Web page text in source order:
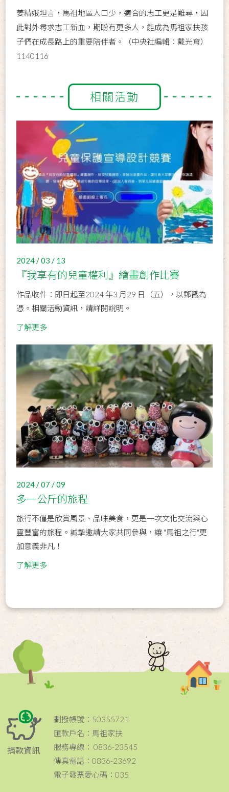
姜精娥坦言，馬祖地區人口少，適合的志工更是難尋，因
此對外尋求志工新血，期盼有更多人，能成為馬祖家扶孩
子們在成長路上的重要陪伴者。（中央社編輯：戴光育）
1140116
相關活動
2024 / 03 / 13
『我享有的兒童權利』繪畫創作比賽
作品收件：即日起至2024 年3 月29 日（五），以郵戳為
憑。相關活動資訊，請詳閱說明。
了解更多
2024 / 07 / 09
多一公斤的旅程
旅行不僅是欣賞風景、品味美食，更是一次文化交流與心
靈豐富的旅程。誠摯邀請大家共同參與，讓 "馬祖之行"更
加意義非凡！
了解更多
捐款資訊
劃撥帳號：50355721
匯款戶名：馬祖家扶
服務專線： 0836-23545
傳真電話：0836-23692
電子發票愛心碼：035